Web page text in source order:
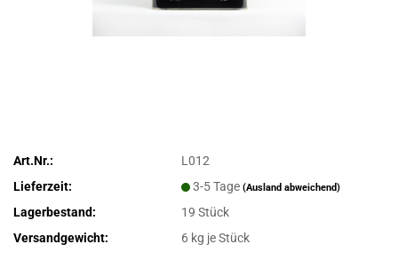
Art.Nr.:
L012
Lieferzeit:
3-5 Tage(Ausland abweichend)
Lagerbestand: 19Stück
Versandgewicht:
6 kg je Stück